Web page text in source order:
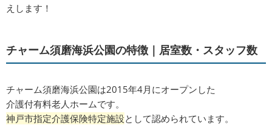
えします！
チャーム須磨海浜公園の特徴｜居室数・スタッフ数
チャーム須磨海浜公園は2015年4月にオープンした
介護付有料老人ホームです。
神戸市指定介護保険特定施設として認められています。